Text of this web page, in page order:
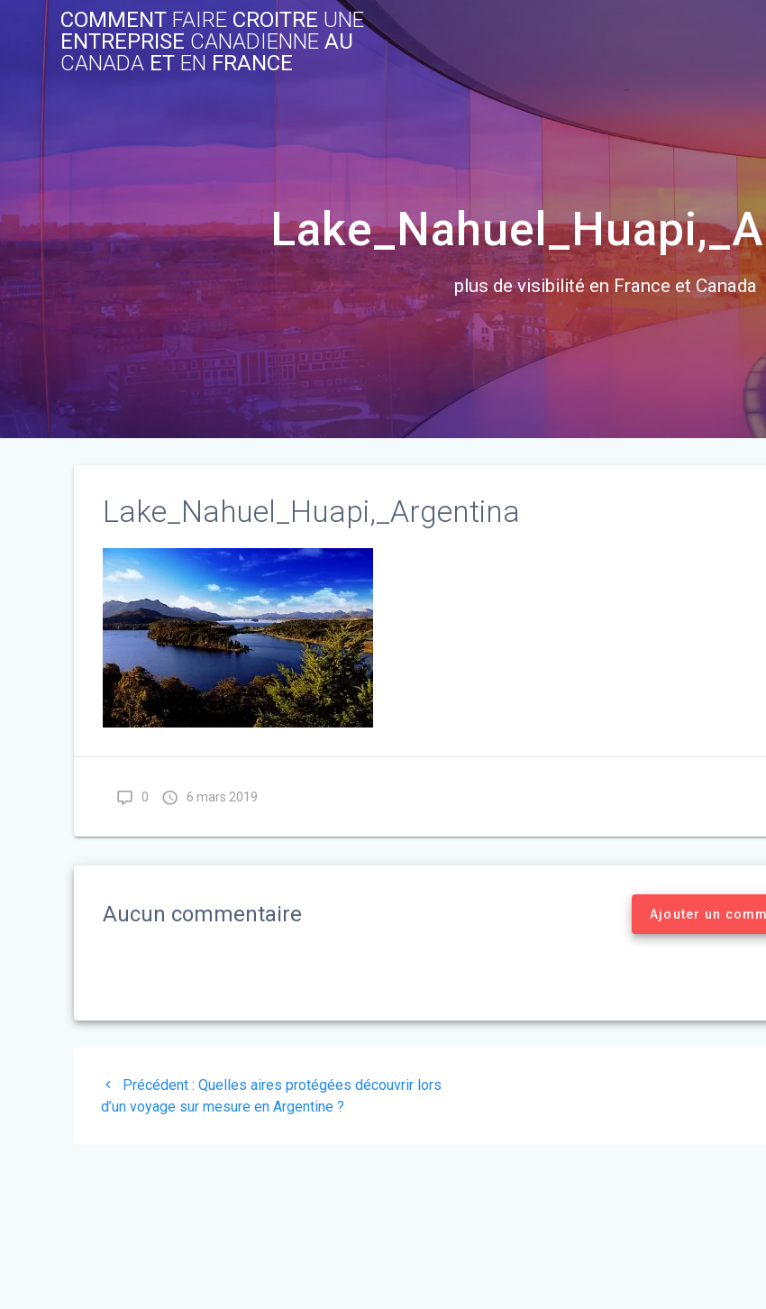
content
COMMENT FAIRE CROITRE UNE
ENTREPRISE CANADIENNE AU
CANADA ET EN FRANCE
plus de visibilité en France et Canada
Lake_Nahuel_Huapi,_Argentina
0 6 mars 2019
Aucun commentaire Ajouter un
Navigation
de
Précédent : Article
précédent
Quelles aires protégées découvrir lors
d’un voyage sur mesure en Argentine ?